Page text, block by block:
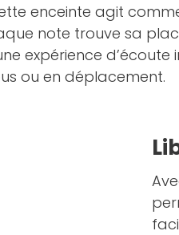
enceinte agit
note trouve sa
expérience
ou en déplacement.